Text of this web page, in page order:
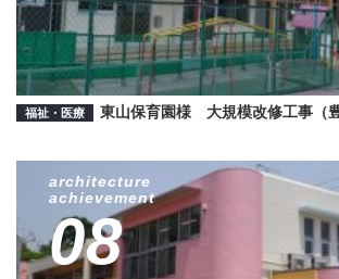
福祉・医療 東山保育園様 大規模改修工事（豊
architecture
achievement
08